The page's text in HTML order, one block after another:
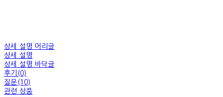
상세 설명 머리글
상세 설명
상세 설명 바닥글
후기(0)
질문(10)
관련 상품